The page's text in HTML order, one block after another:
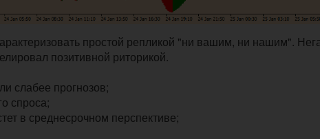
простой репликой "ни вашим, ни нашим".
позитивной риторикой.
слабее прогнозов;
спроса;
в среднесрочном перспективе;